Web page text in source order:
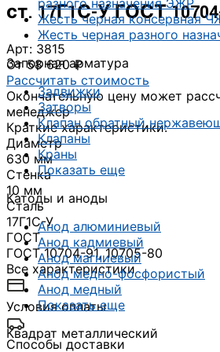
разного назначения ЭЖР
Жесть черная консервная
Жесть черная разного
Запорная арматура
Задвижки
Затворы
Клапан обратный
Клапаны
Краны
Показать еще
Катоды и аноды
Анод алюминиевый
Анод кадмиевый
Анод магниевый
Анод медно-фосфористый
Анод медный
Показать еще
Квадрат металлический
ст. 17Г1С-У ГОСТ
Арт: 3815
От 58 620 ₽
Рассчитать стоимость
Окончательную цену может
менеджер
Краткие характеристики:
Диаметр
630 мм
Стенка
10 мм
Сталь
17Г1С-У
ГОСТ
ГОСТ 10704-91, 10705-80
Все характеристики
Условия оплаты
Способы доставки